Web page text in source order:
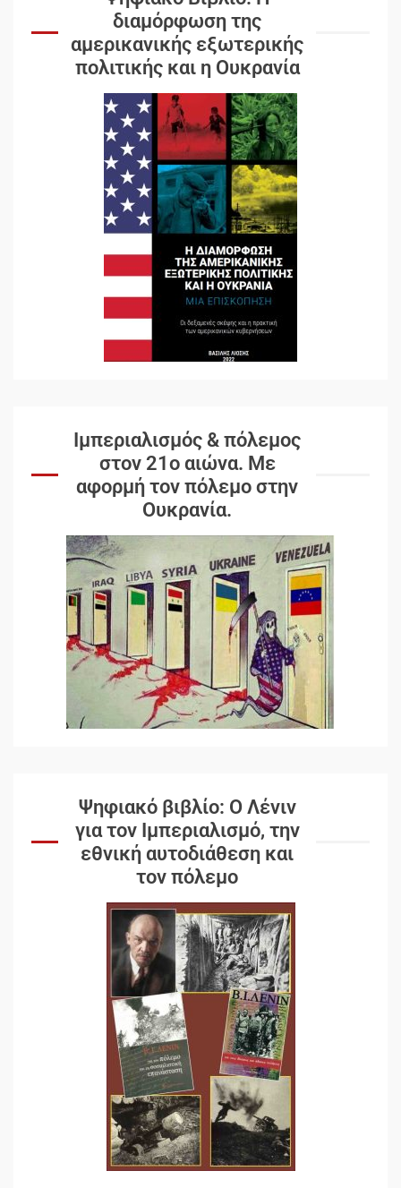
διαμόρφωση της
αμερικανικής εξωτερικής
πολιτικής και η Ουκρανία
Ιμπεριαλισμός & πόλεμος
στον 21ο αιώνα. Mε
αφορμή τον πόλεμο στην
Ουκρανία.
Ψηφιακό βιβλίο: Ο Λένιν
για τον Ιμπεριαλισμό, την
εθνική αυτοδιάθεση και
τον πόλεμο